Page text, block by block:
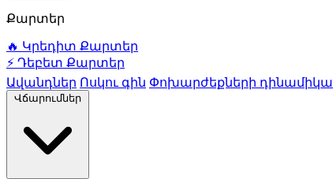
Քարտեր
🔥 Կրեդիտ Քարտեր
⚡ Դեբետ Քարտեր
Ավանդներ Ոսկու գին Փոխարժեքների դինամիկա
Վճարումներ